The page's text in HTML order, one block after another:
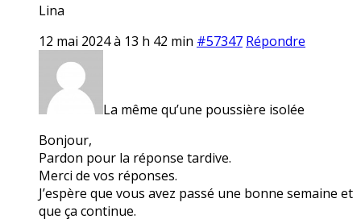
Lina
12 mai 2024 à 13 h 42 min #57347 Répondre
La même qu’une poussière isolée
Bonjour,
Pardon pour la réponse tardive.
Merci de vos réponses.
J’espère que vous avez passé une bonne semaine et
que ça continue.